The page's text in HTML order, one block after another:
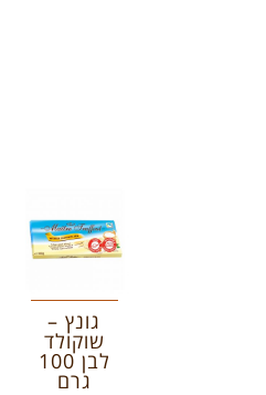
גונץ –
שוקולד
לבן 100
גרם